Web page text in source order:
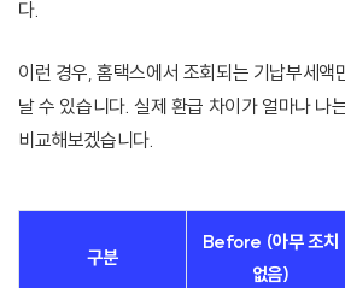
다.
이런 경우, 홈택스에서 조회되는 기납부세액
날 수 있습니다. 실제 환급 차이가 얼마나
비교해보겠습니다.
구분
Before (아무 조치
없음)